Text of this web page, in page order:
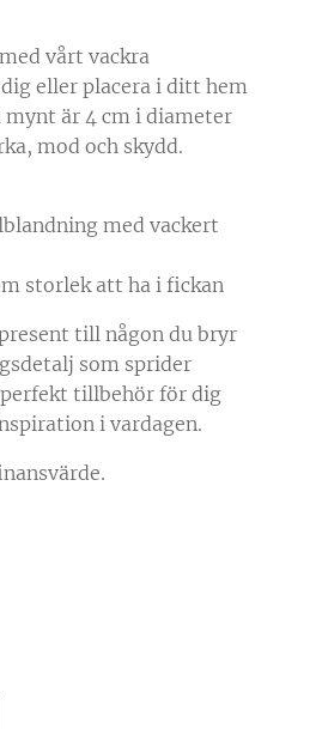
vårt vackra
eller placera i ditt hem
är 4 cm i diameter
mod och skydd.
med vackert
storlek att ha i fickan
till någon du bryr
som sprider
tillbehör för dig
i vardagen.